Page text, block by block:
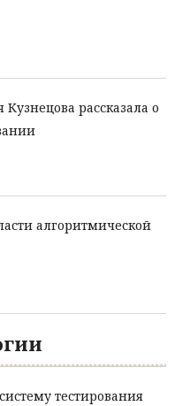
рассказала о
алгоритмической
тестирования